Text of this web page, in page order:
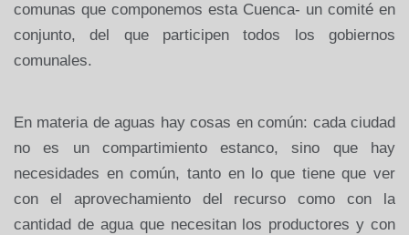
comunas que componemos esta Cuenca- un comité en
conjunto, del que participen todos los gobiernos
comunales.
En materia de aguas hay cosas en común: cada ciudad
no es un compartimiento estanco, sino que hay
necesidades en común, tanto en lo que tiene que ver
con el aprovechamiento del recurso como con la
cantidad de agua que necesitan los productores y con